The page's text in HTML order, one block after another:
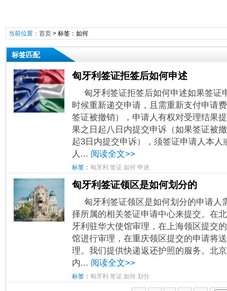
当前位置： 首页> 标签：如何
标签匹配
匈牙利签证拒签后如何申述
匈牙利签证拒签后如何申述如果签证
时候重新递交申请，且需重新支付申请
签证被撤销），申请人有权对受理结果
果之日起八日内提交申诉（如果签证被
起3日内提交申诉），须签证申请人本
人... 阅读全文>>
标签： 匈牙利 签证 如何 申述
匈牙利签证领区是如何划分的
匈牙利签证领区是如何划分的申请人
择所属的相关签证申请中心来提交。在
牙利驻华大使馆审理，在上海领区提交
馆进行审理，在重庆领区提交的申请将
理。我们提供快递返还护照的服务。北
内... 阅读全文>>
标签： 匈牙利 签证 如何 划分